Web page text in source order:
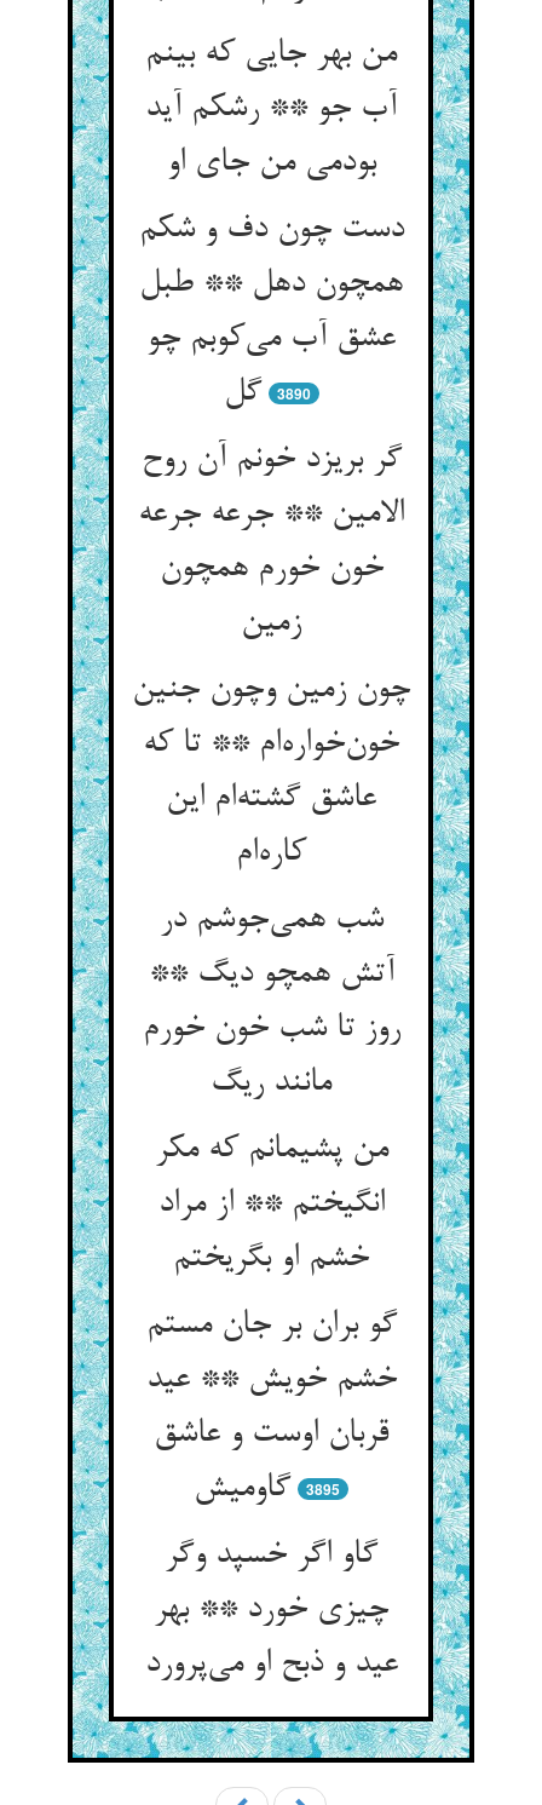
من بهر جایی که بینم
آب جو ** رشکم آید
بودمی من جای او
دست چون دف و شکم
همچون دهل ** طبل
عشق آب می‌کوبم چو
گل
3890
گر بریزد خونم آن روح
الامین ** جرعه جرعه
خون خورم همچون
زمین
چون زمین وچون جنین
خون‌خواره‌ام ** تا که
عاشق گشته‌ام این
کاره‌ام
شب همی‌جوشم در
آتش همچو دیگ **
روز تا شب خون خورم
مانند ریگ
من پشیمانم که مکر
انگیختم ** از مراد
خشم او بگریختم
گو بران بر جان مستم
خشم خویش ** عید
قربان اوست و عاشق
گاومیش
3895
گاو اگر خسپد وگر
چیزی خورد ** بهر
عید و ذبح او می‌پرورد